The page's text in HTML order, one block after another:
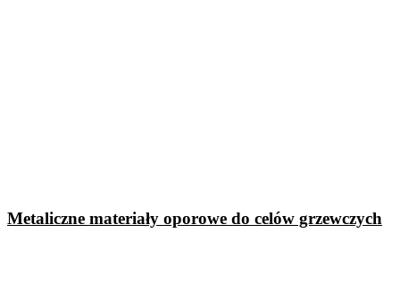
Metaliczne materiały oporowe do celów grzewczych